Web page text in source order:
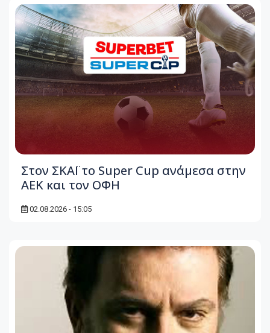
Στον ΣΚΑΪ το Super Cup ανάμεσα στην
ΑΕΚ και τον ΟΦΗ
02.08.2026 - 15:05